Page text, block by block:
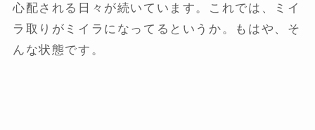
心配される日々が続いています。これでは、ミイ
ラ取りがミイラになってるというか。もはや、そ
んな状態です。